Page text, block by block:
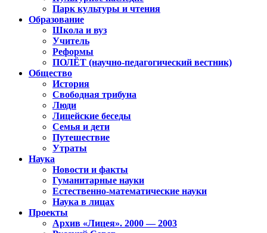
Парк культуры и чтения
Образование
Школа и вуз
Учитель
Реформы
ПОЛЁТ (научно-педагогический вестник)
Общество
История
Свободная трибуна
Люди
Лицейские беседы
Семья и дети
Путешествие
Утраты
Наука
Новости и факты
Гуманитарные науки
Естественно-математические науки
Наука в лицах
Проекты
Архив «Лицея». 2000 — 2003